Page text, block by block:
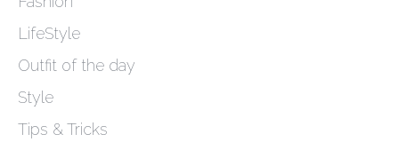
LifeStyle
Outfit of the day
Style
Tips & Tricks